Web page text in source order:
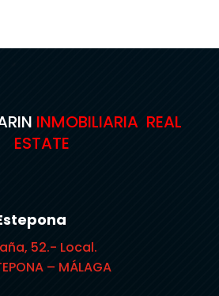
INMOBILIARIA REAL
ESTATE
52.- Local.
– MÁLAGA